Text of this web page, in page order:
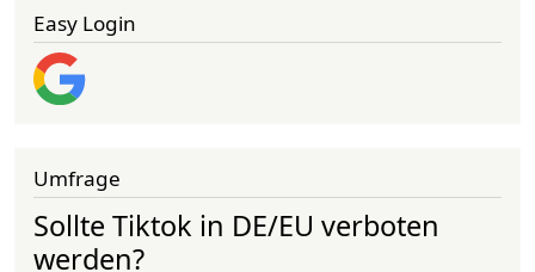
Easy Login
Umfrage
Sollte Tiktok in DE/EU verboten
werden?